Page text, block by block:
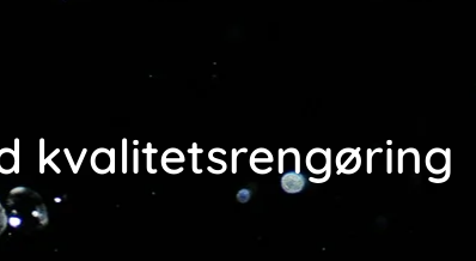
Kontakt os
kvalitetsrengøring